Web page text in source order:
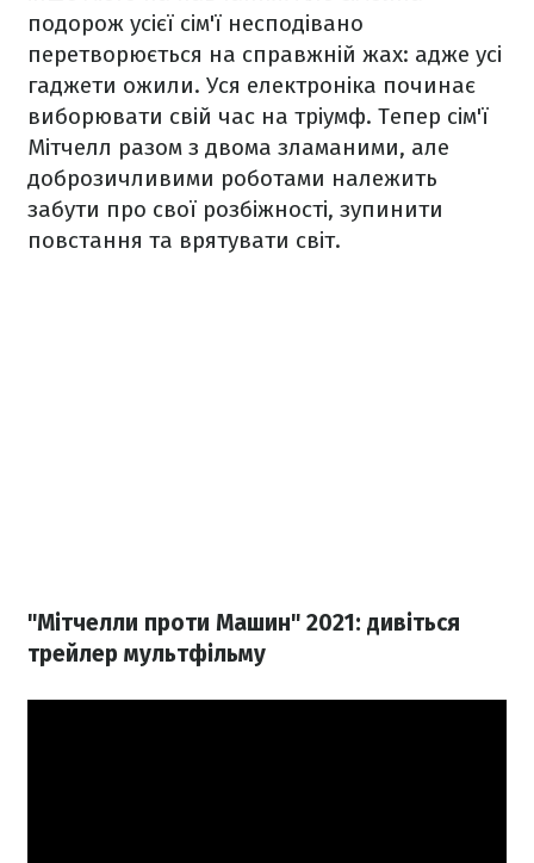
подорож усієї сім'ї несподівано
перетворюється на справжній жах: адже усі
гаджети ожили. Уся електроніка починає
виборювати свій час на тріумф. Тепер сім'ї
Мітчелл разом з двома зламаними, але
доброзичливими роботами належить
забути про свої розбіжності, зупинити
повстання та врятувати світ.
"Мітчелли проти Машин" 2021: дивіться
трейлер мультфільму